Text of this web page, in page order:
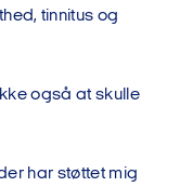
tinnitus og
også at skulle
har støttet mig